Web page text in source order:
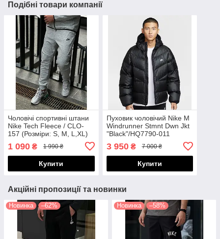
Подібні товари компанії
Чоловічі спортивні штани
Nike Tech Fleece / CLO-
157 (Розміри: S, M, L,XL)
1 090 ₴ 1 990 ₴
Купити
Пуховик чоловічий Nike M
Windrunner Stmnt Dwn Jkt
"Black"/HQ7790-011
3 950₴ 7 000 ₴
Купити
Акційні пропозиції та новинки
Новинка –62% Новинка –58%